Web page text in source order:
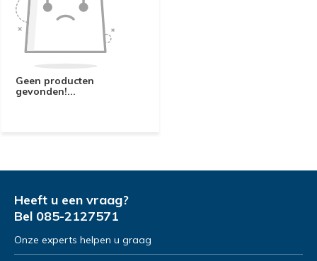
Geen producten
gevonden!...
Heeft u een vraag?
Bel 085-2127571
Onze experts helpen u graag